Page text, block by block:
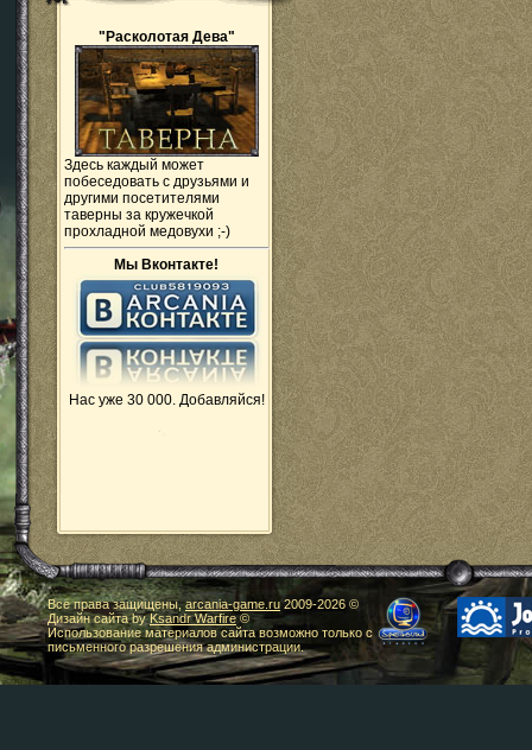
"Расколотая Дева"
Здесь каждый может
побеседовать с друзьями и
другими посетителями
таверны за кружечкой
прохладной медовухи ;-)
Мы Вконтакте!
Нас уже 30 000. Добавляйся!
Все права защищены,arcania-game.ru2009-2026 ©
Дизайн сайта byKsandr Warfire©
Использование материалов сайта возможно только с
письменного разрешения администрации.